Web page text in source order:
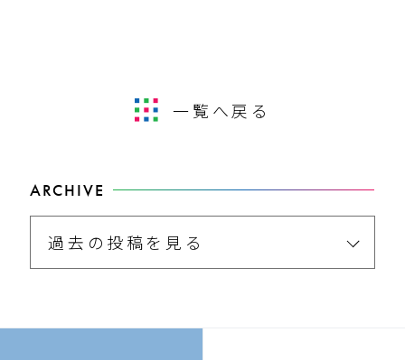
一覧へ戻る
ARCHIVE
過去の投稿を見る